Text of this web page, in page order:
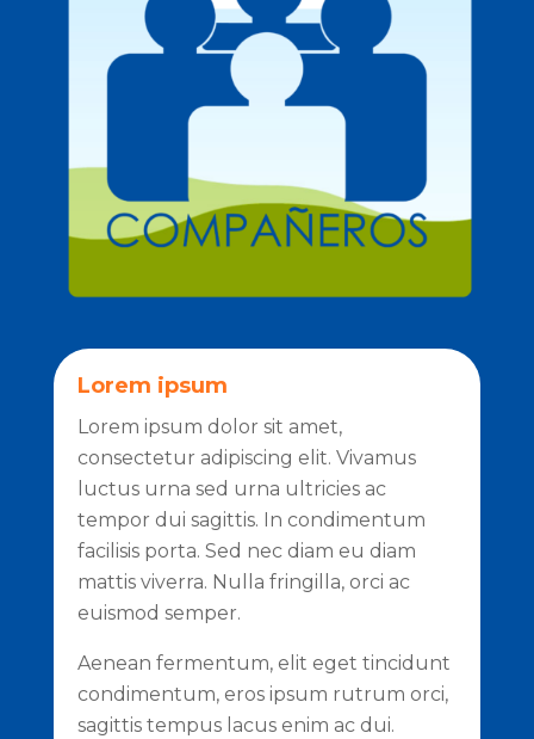
Lorem ipsum
Lorem ipsum dolor sit amet,
consectetur adipiscing elit. Vivamus
luctus urna sed urna ultricies ac
tempor dui sagittis. In condimentum
facilisis porta. Sed nec diam eu diam
mattis viverra. Nulla fringilla, orci ac
euismod semper.
Aenean fermentum, elit eget tincidunt
condimentum, eros ipsum rutrum orci,
sagittis tempus lacus enim ac dui.